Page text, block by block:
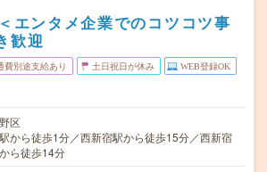
エンタメ企業でのコツコツ事
歓迎
費別途支給あり 土日祝日が休み WEB登録OK
区
から徒歩1分／西新宿駅から徒歩15分／西新宿
ら徒歩14分